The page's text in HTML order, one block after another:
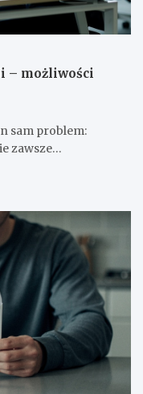
– możliwości
sam problem:
zawsze…